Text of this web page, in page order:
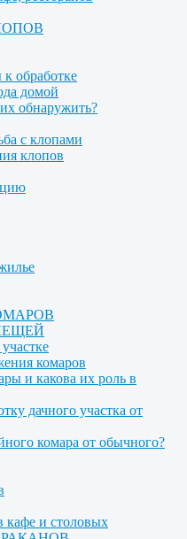
обработке
домой
обнаружить?
с клопами
клопов
комаров
и какова их роль в
дачного участка от
комара от обычного?
кафе и столовых